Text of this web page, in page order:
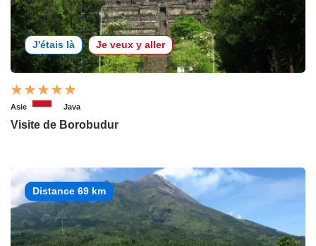
J'étais là Je veux y aller
Asie Java
Visite de Borobudur
Distance 69 km